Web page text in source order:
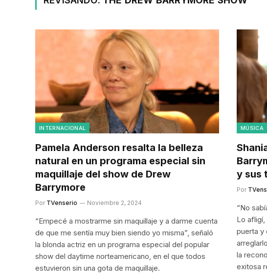
INTERNACIONAL
Pamela Anderson resalta la belleza
natural en un programa especial sin
maquillaje del show de Drew
Barrymore
Por TVenserio Noviembre 2, 2024
“Empecé a mostrarme sin maquillaje y a darme cuenta
de que me sentía muy bien siendo yo misma”, señaló
la blonda actriz en un programa especial del popular
show del daytime norteamericano, en el que todos
estuvieron sin una gota de maquillaje.
MÚSICA
y sus
Por
“No
Lo
puerta y
la
exitosa